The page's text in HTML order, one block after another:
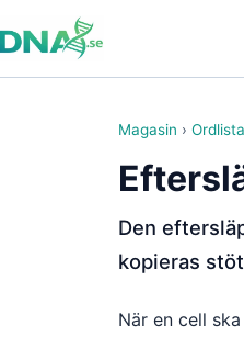
Magasin › Ordlista
Den
kopieras
När en cell